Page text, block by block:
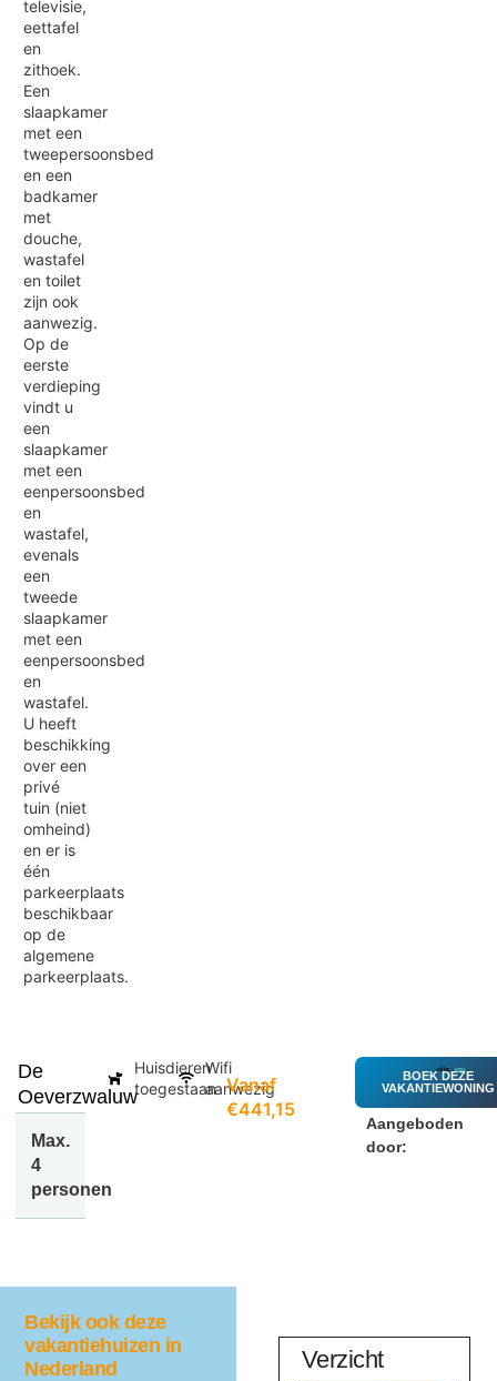
De
Oeverzwaluw
Max.
4
personen
Huisdieren
toegestaan
Wifi
aanwezig
Vanaf
€441,15
BOEK DEZE
VAKANTIEWONING
Aangeboden
door:
televisie,
eettafel
en
zithoek.
Een
slaapkamer
met een
tweepersoonsbed
en een
badkamer
met
douche,
wastafel
en toilet
zijn ook
aanwezig.
Op de
eerste
verdieping
vindt u
een
slaapkamer
met een
eenpersoonsbed
en
wastafel,
evenals
een
tweede
slaapkamer
met een
eenpersoonsbed
en
wastafel.
U heeft
beschikking
over een
privé
tuin (niet
omheind)
en er is
één
parkeerplaats
beschikbaar
op de
algemene
parkeerplaats.
Bekijk ook deze
vakantiehuizen in
NederlandQuercus Verzicht